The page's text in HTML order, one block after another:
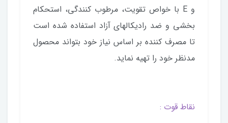
و E با خواص تقویت، مرطوب کنندگی، استحکام
بخشی و ضد رادیکالهای آزاد استفاده شده است
تا مصرف کننده بر اساس نیاز خود بتواند محصول
مدنظر خود را تهیه نماید.
نقاط قوت :